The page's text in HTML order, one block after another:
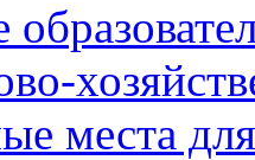
места